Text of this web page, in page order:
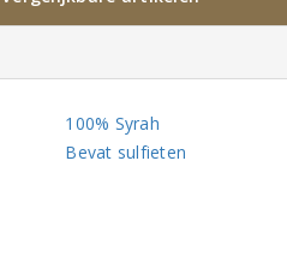
100% Syrah
Bevat sulfieten